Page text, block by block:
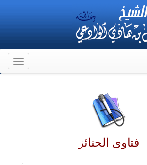
فتاوى الجنائز